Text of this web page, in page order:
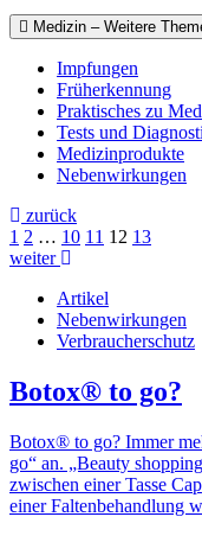
Medizin – Weitere
Impfungen
Früherkennung
Praktisches zu
Tests und
Medizinprodukte
Nebenwirkungen
zurück
1 2 … 10 11 12 13
weiter
Artikel
Nebenwirkungen
Verbraucherschutz
Botox® to go?
Botox® to go? Immer
go“ an. „Beauty
zwischen einer Tasse
einer Faltenbehandlung